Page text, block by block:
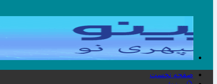
صفحه نخست